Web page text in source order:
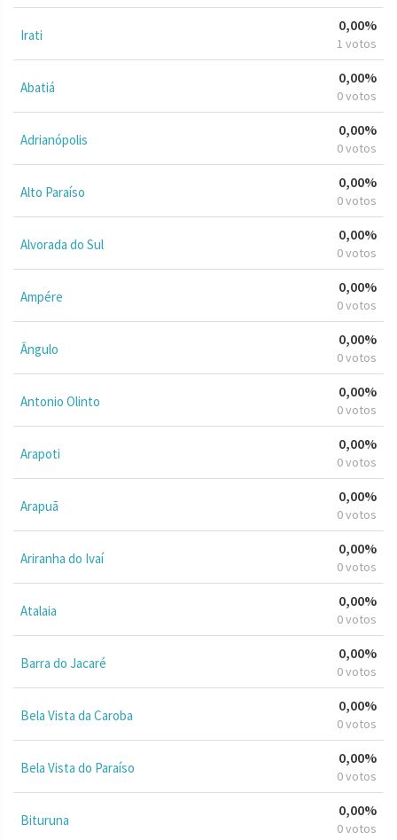
Irati
0,00%
1 votos
Abatiá
0,00%
0 votos
Adrianópolis
0,00%
0 votos
Alto Paraíso
0,00%
0 votos
Alvorada do Sul
0,00%
0 votos
Ampére
0,00%
0 votos
Ângulo
0,00%
0 votos
Antonio Olinto
0,00%
0 votos
Arapoti
0,00%
0 votos
Arapuã
0,00%
0 votos
Ariranha do Ivaí
0,00%
0 votos
Atalaia
0,00%
0 votos
Barra do Jacaré
0,00%
0 votos
Bela Vista da Caroba
0,00%
0 votos
Bela Vista do Paraíso
0,00%
0 votos
Bituruna
0,00%
0 votos